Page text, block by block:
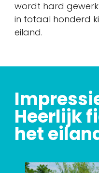
wordt hard
in totaal honderd
eiland.
Heerlijk
het